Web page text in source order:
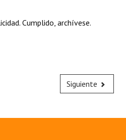
Cumplido, archívese.
Siguiente